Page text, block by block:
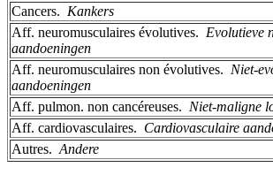
Cancers. ­ Kankers
Aff. neuromusculaires évolutives. ­ Evolutieve
aandoeningen
Aff. neuromusculaires non évolutives. ­ Niet-
aandoeningen
Aff. pulmon. non cancéreuses. ­ Niet-maligne
Aff. cardiovasculaires. ­ Cardiovasculaire
Autres. ­ Andere